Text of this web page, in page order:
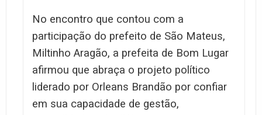
No encontro que contou com a
participação do prefeito de São Mateus,
Miltinho Aragão, a prefeita de Bom Lugar
afirmou que abraça o projeto político
liderado por Orleans Brandão por confiar
em sua capacidade de gestão,